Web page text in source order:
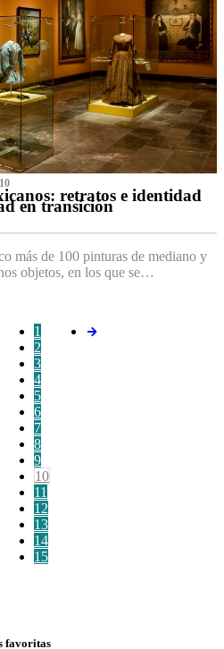
retratos e identidad
en transición
más de 100 pinturas de mediano y
objetos, en los que se…
1
2
3
4
5
6
7
8
9
10
11
12
13
14
15
favoritas